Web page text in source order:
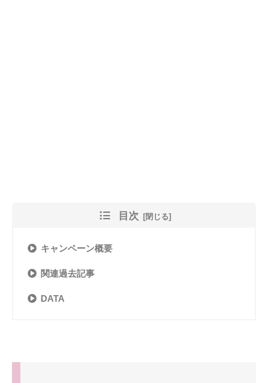
目次
キャンペーン概要
関連過去記事
DATA